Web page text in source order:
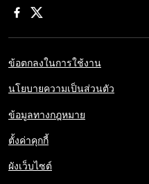
ข้อตกลงในการใช้งาน
นโยบายความเป็นส่วนตัว
ข้อมูลทางกฎหมาย
ตั้งค่าคุกกี้
ผังเว็บไซต์